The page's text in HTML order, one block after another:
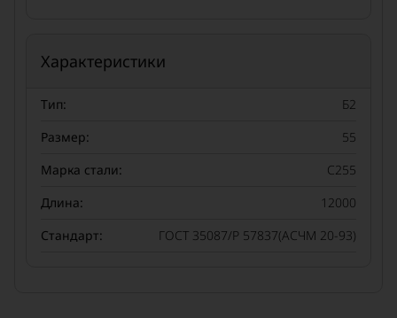
Характеристики
Тип:
Б2
Размер:
55
Марка стали:
С255
Длина:
12000
Стандарт:
ГОСТ 35087/Р 57837(АСЧМ 20-93)